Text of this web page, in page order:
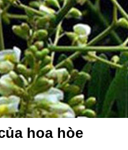
hoa hòe